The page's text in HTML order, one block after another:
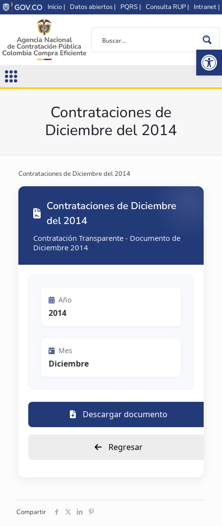
Inicio | Datos abiertos | PQRS | Consulta RUP | Intranet |
Contrataciones de
Diciembre del 2014
Contrataciones de Diciembre del 2014
Contrataciones de Diciembre
del 2014
Contratación Transparente - Documento de
Diciembre 2014
Año
2014
Mes
Diciembre
Descargar documento
Regresar
Compartir